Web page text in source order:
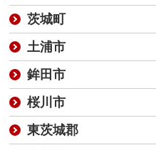
茨城町
土浦市
鉾田市
桜川市
東茨城郡